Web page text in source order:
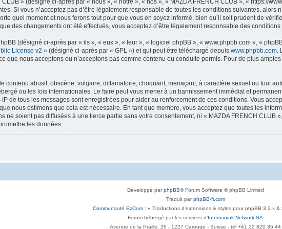
» (désigné ci-après par « nous », « notre », « nos », « MAZDA FRENCH CLUB », « https://
Si vous n’acceptez pas d’être légalement responsable de toutes les conditions suivantes, alors
quel moment et nous ferons tout pour que vous en soyez informé, bien qu’il soit prudent de
des changements ont été effectués, vous acceptez d’être légalement responsable des
(désigné ci-après par « ils », « eux », « leur », « logiciel phpBB », « www.phpbb.com », «
License v2 » (désigné ci-après par « GPL ») et qui peut être téléchargé depuis www.phpbb.com.
que nous acceptons ou n’acceptons pas comme contenu ou conduite permis. Pour de plus
contenu abusif, obscène, vulgaire, diffamatoire, choquant, menaçant, à caractère sexuel ou tout
ou les lois internationales. Le faire peut vous mener à un bannissement immédiat et
de tous les messages sont enregistrées pour aider au renforcement de ces conditions. Vous
nous estimons que cela est nécessaire. En tant que membre, vous acceptez que toutes les
ne soient pas diffusées à une tierce partie sans votre consentement, ni « MAZDA FRENCH CLUB
les données.
Développé parphpBB® Forum Software © phpBB Limited
Traduit parphpBB-fr.com
Communauté EzCom : « Traductions d'extensions & styles pour phpBB 3.2.x &
Forum hébergé par les services d’Infomaniak Network SA
Avenue de la Praille, 26 - 1227 Carouge - Suisse - tél +41 22 820 35 44